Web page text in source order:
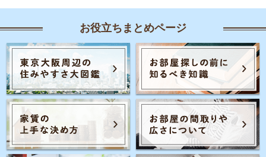
お役立ちまとめページ